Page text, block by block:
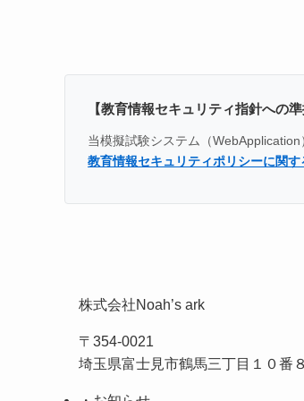
【教育情報セキュリティ指針への
当模擬試験システム（
教育情報セキュリティポリシーに関
株式会社Noah’s ark
〒354-0021
埼玉県富士見市鶴馬三丁目１０番